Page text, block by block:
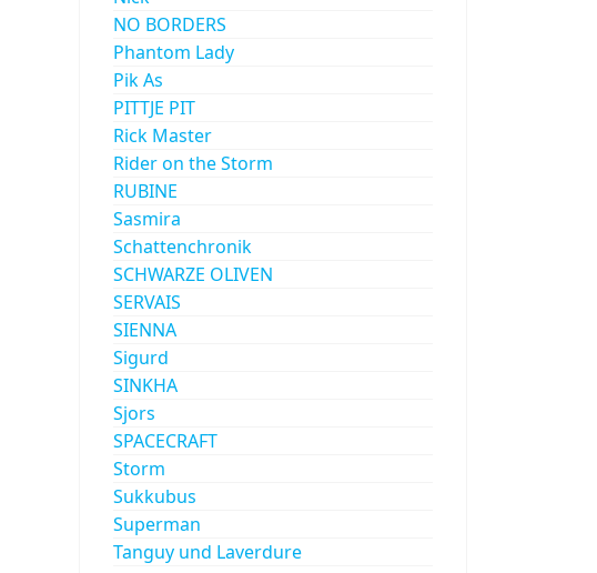
NO BORDERS
Phantom Lady
Pik As
PITTJE PIT
Rick Master
Rider on the Storm
RUBINE
Sasmira
Schattenchronik
SCHWARZE OLIVEN
SERVAIS
SIENNA
Sigurd
SINKHA
Sjors
SPACECRAFT
Storm
Sukkubus
Superman
Tanguy und Laverdure